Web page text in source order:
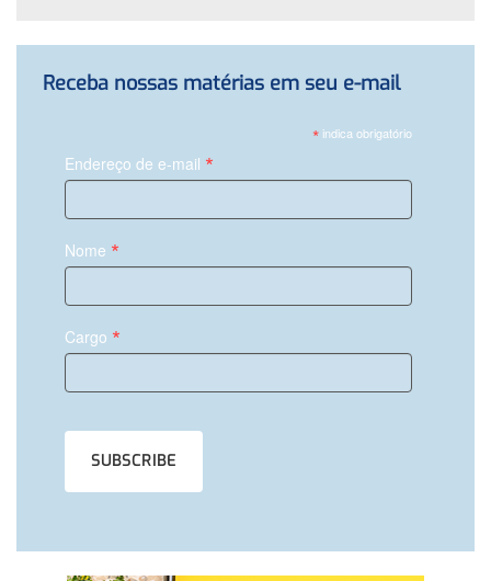
Receba nossas matérias em seu e-mail
*indica obrigatório
Endereço de e-mail *
Nome *
Cargo *